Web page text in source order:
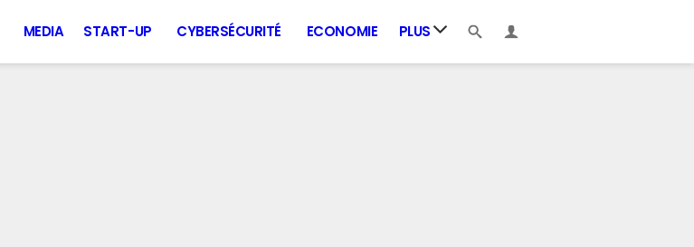
MEDIA START-UP CYBERSÉCURITÉ ECONOMIE PLUS